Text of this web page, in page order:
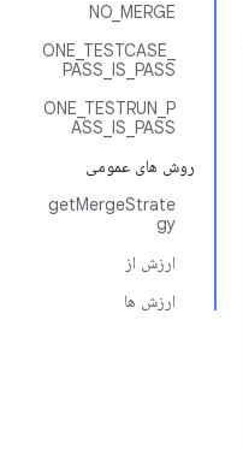
NO_MERGE
ONE_TESTCASE_
PASS_IS_PASS
ONE_TESTRUN_P
ASS_IS_PASS
روش های عمومی
getMergeStrate
gy
ارزش از
ارزش ها